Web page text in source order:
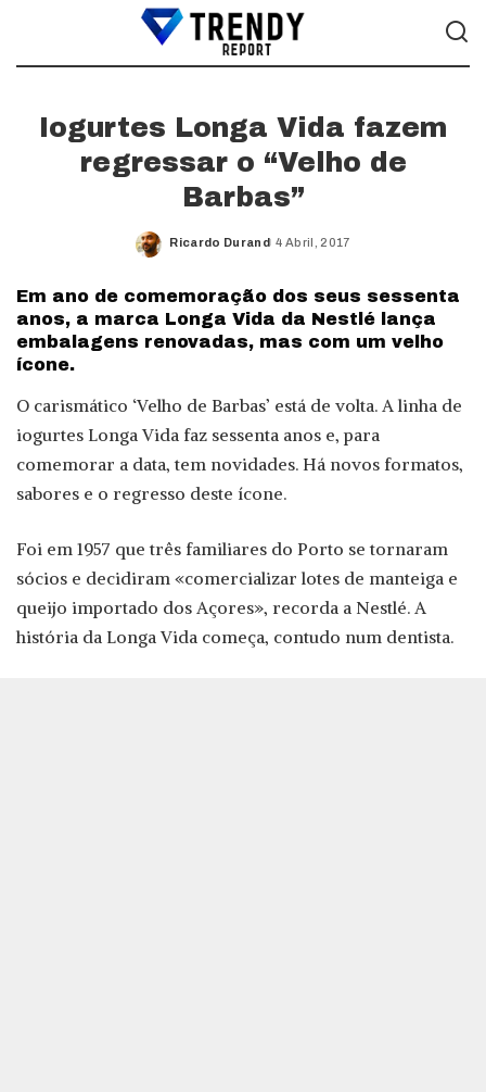
Iogurtes Longa Vida fazem
regressar o “Velho de
Barbas”
Posted
Ricardo Durand 4 Abril, 2017
Em ano de comemoração dos seus sessenta
anos, a marca Longa Vida da Nestlé lança
embalagens renovadas, mas com um velho
ícone.
O carismático ‘Velho de Barbas’ está de volta. A linha de
iogurtes Longa Vida faz sessenta anos e, para
comemorar a data, tem novidades. Há novos formatos,
sabores e o regresso deste ícone.
Foi em 1957 que três familiares do Porto se tornaram
sócios e decidiram «comercializar lotes de manteiga e
queijo importado dos Açores», recorda a Nestlé. A
história da Longa Vida começa, contudo num dentista.